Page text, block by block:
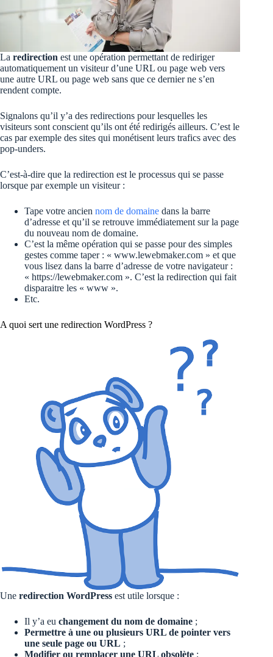
La redirection est une opération permettant de rediriger
automatiquement un visiteur d’une URL ou page web vers
une autre URL ou page web sans que ce dernier ne s’en
rendent compte.
Signalons qu’il y’a des redirections pour lesquelles les
visiteurs sont conscient qu’ils ont été redirigés ailleurs. C’est le
cas par exemple des sites qui monétisent leurs trafics avec des
pop-unders.
C’est-à-dire que la redirection est le processus qui se passe
lorsque par exemple un visiteur :
Tape votre ancien nom de domaine dans la barre
d’adresse et qu’il se retrouve immédiatement sur la page
du nouveau nom de domaine.
C’est la même opération qui se passe pour des simples
gestes comme taper : « www.lewebmaker.com » et que
vous lisez dans la barre d’adresse de votre navigateur :
« https://lewebmaker.com ». C’est la redirection qui fait
disparaitre les « www ».
Etc.
A quoi sert une redirection WordPress ?
Une redirection WordPress est utile lorsque :
Il y’a eu changement du nom de domaine ;
Permettre à une ou plusieurs URL de pointer vers
une seule page ou URL ;
Modifier ou remplacer une URL obsolète ;